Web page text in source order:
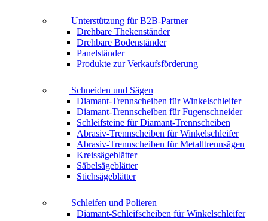
Unterstützung für B2B-Partner
Drehbare Thekenständer
Drehbare Bodenständer
Panelständer
Produkte zur Verkaufsförderung
Schneiden und Sägen
Diamant-Trennscheiben für Winkelschleifer
Diamant-Trennscheiben für Fugenschneider
Schleifsteine für Diamant-Trennscheiben
Abrasiv-Trennscheiben für Winkelschleifer
Abrasiv-Trennscheiben für Metalltrennsägen
Kreissägeblätter
Säbelsägeblätter
Stichsägeblätter
Schleifen und Polieren
Diamant-Schleifscheiben für Winkelschleifer